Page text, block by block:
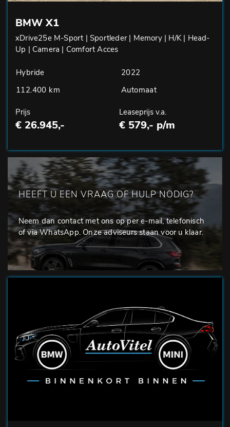
BMW X1
xDrive25e M-Sport | Sportleder | Memory | H/K | Head-
Up | Camera | Comfort Acces
Hybride
2022
112.400 km
Automaat
Prijs
€ 26.945,-
Leaseprijs v.a.
€ 579,- p/m
HEEFT U EEN VRAAG OF HULP NODIG?
Neem dan contact met ons op per e-mail, telefonisch
of via WhatsApp. Onze adviseurs staan voor u klaar.